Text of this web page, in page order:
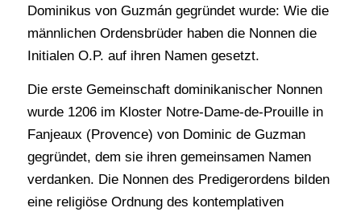
Dominikus von Guzmán gegründet wurde: Wie die
männlichen Ordensbrüder haben die Nonnen die
Initialen O.P. auf ihren Namen gesetzt.
Die erste Gemeinschaft dominikanischer Nonnen
wurde 1206 im Kloster Notre-Dame-de-Prouille in
Fanjeaux (Provence) von Dominic de Guzman
gegründet, dem sie ihren gemeinsamen Namen
verdanken. Die Nonnen des Predigerordens bilden
eine religiöse Ordnung des kontemplativen